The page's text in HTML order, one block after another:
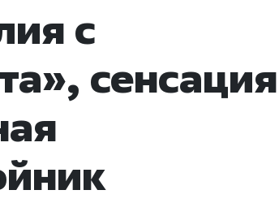
с
сенсация